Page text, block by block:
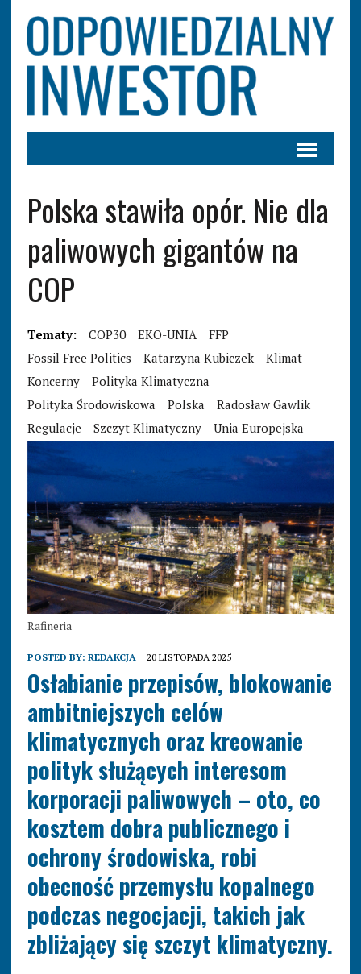
Polska stawiła opór. Nie dla
paliwowych gigantów na
COP
Tematy: COP30 EKO-UNIA
FFP
Fossil Free Politics
Katarzyna Kubiczek
Klimat
Koncerny
Polityka Klimatyczna
Polityka Środowiskowa
Polska
Radosław Gawlik
Regulacje
Szczyt Klimatyczny Unia Europejska
Rafineria
POSTED BY: REDAKCJA 20 LISTOPADA 2025
Osłabianie przepisów, blokowanie
ambitniejszych celów
klimatycznych oraz kreowanie
polityk służących interesom
korporacji paliwowych – oto, co
kosztem dobra publicznego i
ochrony środowiska, robi
obecność przemysłu kopalnego
podczas negocjacji, takich jak
zbliżający się szczyt klimatyczny.